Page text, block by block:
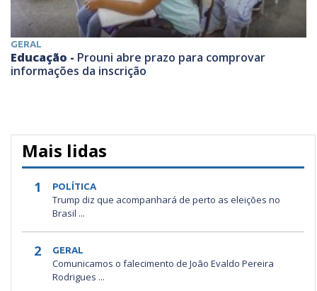
GERAL
Educação - Prouni abre prazo para comprovar
informações da inscrição
Mais lidas
1 POLÍTICA
Trump diz que acompanhará de perto as eleições no
Brasil ...
2 GERAL
Comunicamos o falecimento de João Evaldo Pereira
Rodrigues ...